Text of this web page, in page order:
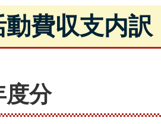
費収支内訳
分